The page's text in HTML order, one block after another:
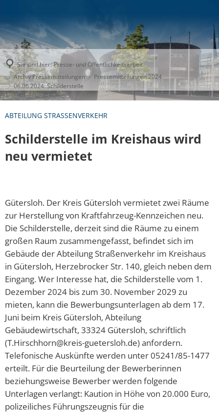
Sie sind hier: Presse- und Öffentlichkeitsarbeit
Archiv Pressemitteilungen
Pressemitteilungen 2024
06.06.2024: Schilderstelle
ABTEILUNG STRASSENVERKEHR
Schilderstelle im Kreishaus wird
neu vermietet
Gütersloh. Der Kreis Gütersloh vermietet zwei Räume
zur Herstellung von Kraftfahrzeug-Kennzeichen neu.
Die Schilderstelle, derzeit sind die Räume zu einem
großen Raum zusammengefasst, befindet sich im
Gebäude der Abteilung Straßenverkehr im Kreishaus
in Gütersloh, Herzebrocker Str. 140, gleich neben dem
Eingang. Wer Interesse hat, die Schilderstelle vom 1.
Dezember 2024 bis zum 30. November 2029 zu
mieten, kann die Bewerbungsunterlagen ab dem 17.
Juni beim Kreis Gütersloh, Abteilung
Gebäudewirtschaft, 33324 Gütersloh, schriftlich
(T.Hirschhorn@kreis-guetersloh.de) anfordern.
Telefonische Auskünfte werden unter 05241/85-1477
erteilt. Für die Beurteilung der Bewerberinnen
beziehungsweise Bewerber werden folgende
Unterlagen verlangt: Kaution in Höhe von 20.000 Euro,
polizeiliches Führungszeugnis für die